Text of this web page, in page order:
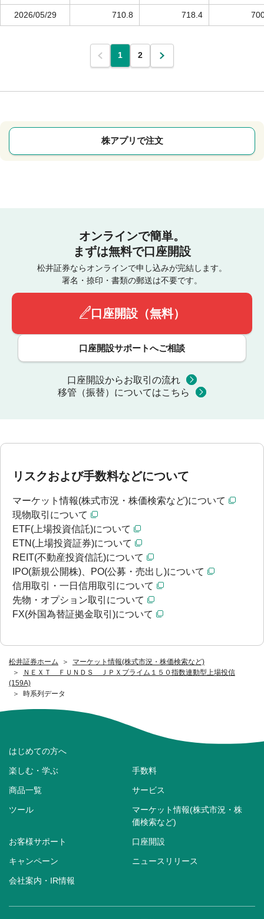
松井証券ホーム
マーケット情報(株式市況・株価検索など)
ＮＥＸＴ ＦＵＮＤＳ ＪＰＸプライム１５０指数連動型上場投信
(159A)
時系列データ
2026/05/29 710.8 718.4
1 2
株アプリで注文
オンラインで簡単。
まずは無料で口座開設
松井証券ならオンラインで申し込みが完結します。
署名・捺印・書類の郵送は不要です。
口座開設（無料）
口座開設サポートへご相談
口座開設からお取引の流れ
移管（振替）についてはこちら
リスクおよび手数料などについて
マーケット情報(株式市況・株価検索など)について
現物取引について
ETF(上場投資信託)について
ETN(上場投資証券)について
REIT(不動産投資信託)について
IPO(新規公開株)、PO(公募・売出し)について
信用取引・一日信用取引について
先物・オプション取引について
FX(外国為替証拠金取引)について
はじめての方へ
楽しむ・学ぶ 手数料
商品一覧 サービス
ツール
マーケット情報(株式市況・株
価検索など)
お客様サポート 口座開設
キャンペーン ニュースリリース
会社案内・IR情報